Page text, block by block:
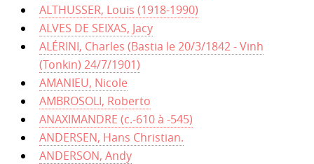
ALTHUSSER, Louis (1918-1990)
ALVES DE SEIXAS, Jacy
ALÉRINI, Charles (Bastia le 20/3/1842 - Vinh
(Tonkin) 24/7/1901)
AMANIEU, Nicole
AMBROSOLI, Roberto
ANAXIMANDRE (c.-610 à -545)
ANDERSEN, Hans Christian.
ANDERSON, Andy